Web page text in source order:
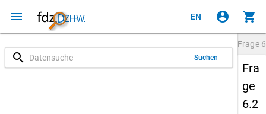
menu EN account_circle shopping_cart
search Suchen
Frage
Fra
ge
6.2